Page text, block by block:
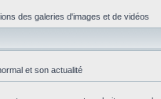
des galeries d'images et de vidéos
et son actualité